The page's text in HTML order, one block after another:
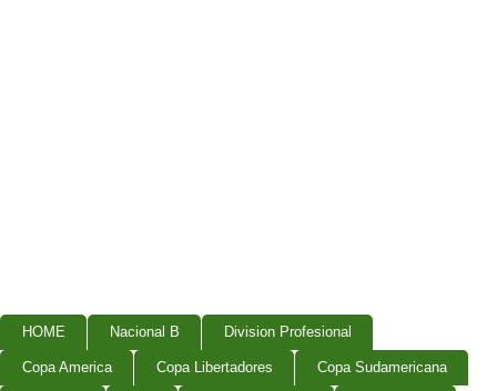
HOME Nacional B Division Profesional
Copa America Copa Libertadores Copa Sudamericana